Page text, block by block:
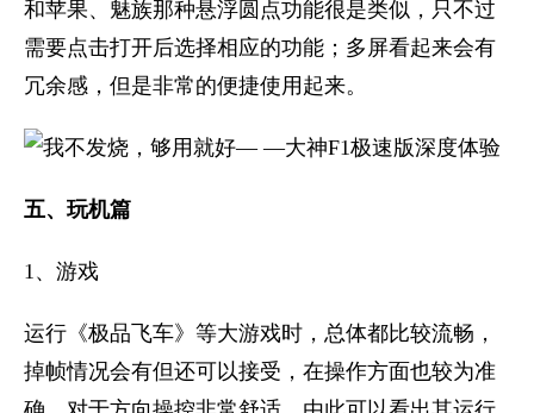
和苹果、魅族那种悬浮圆点功能很是类似，只不过
需要点击打开后选择相应的功能；多屏看起来会有
冗余感，但是非常的便捷使用起来。
五、玩机篇
1、游戏
运行《极品飞车》等大游戏时，总体都比较流畅，
掉帧情况会有但还可以接受，在操作方面也较为准